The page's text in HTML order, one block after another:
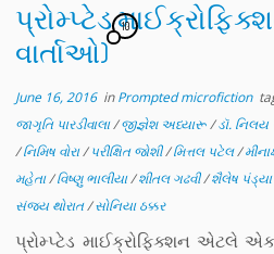
પ્રોમ્પ્ટેડ
વાર્તાઓ)
10
June 16, 2016inPrompted microfiction
જાગૃતિ પારડીવાલા/જીજ્ઞેશ અધ્યારૂ/ડૉ.
/નિમિષ વોરા/પરીક્ષિત જોશી/મિત્તલ પટેલ/
મહેતા/વિષ્ણુ ભાલીયા/શીતલ ગઢવી/શૈલેષ
સંજય થોરાત/સોનિયા ઠક્કર
પ્રોમ્પ્ટેડ માઈક્રોફિક્શન એટલે